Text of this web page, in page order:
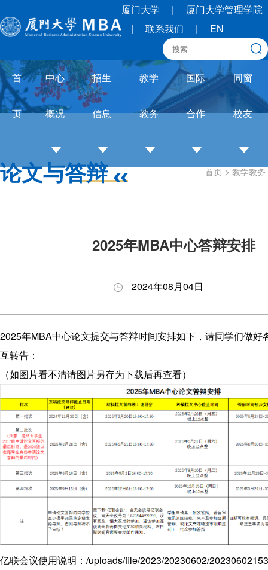
厦门大学 |
厦门大学管理学院
|
联系我们 | EN
首
页
中心
概况
中
念
项
特
师
资
力
量
发
展
历
联
招生
信息
招
招
态
申
指
招
生
问
答
教学
教务
论文
辩
BDP
项目
专区
奖励
与助
学
国际
合作
OneMBA
同窗
校友
校
合
业
发
论文与答辩 首页 > 教学教务
2025年MBA中心答辩安排
2024年08月04日
2025年MBA中心论文提交与答辩时间安排如下，请同学们做好
互转告：
（如图片看不清请图片另存为下载后再查看）
亿联会议使用说明：/uploads/file/2023/20230602/